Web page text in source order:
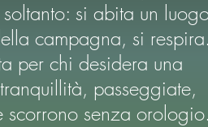
si abita un
campagna, si respira.
per chi desidera una
passeggiate,
scorrono senza orologio.